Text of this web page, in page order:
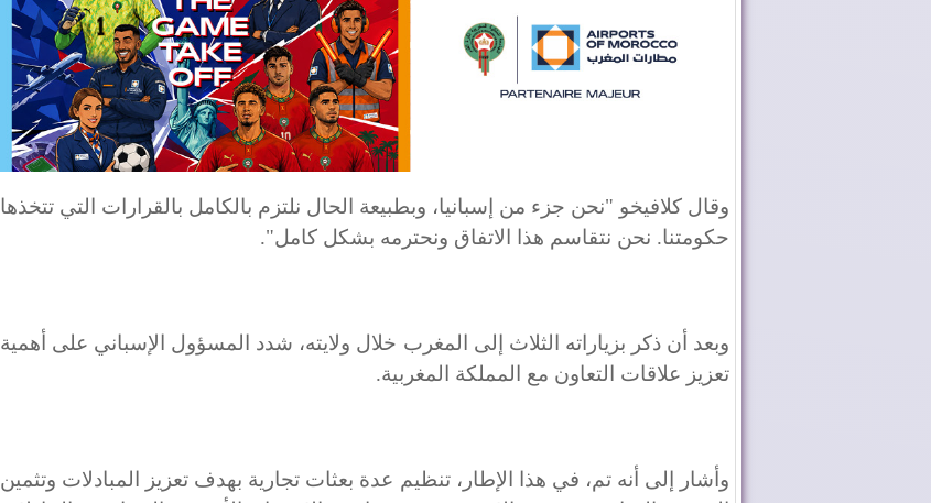
وقال كلافيخو "نحن جزء من إسبانيا، وبطبيعة الحال نلتزم بالكامل بالقرارات التي تتخذها
حكومتنا. نحن نتقاسم هذا الاتفاق ونحترمه بشكل كامل".
وبعد أن ذكر بزياراته الثلاث إلى المغرب خلال ولايته، شدد المسؤول الإسباني على أهمية
تعزيز علاقات التعاون مع المملكة المغربية.
وأشار إلى أنه تم، في هذا الإطار، تنظيم عدة بعثات تجارية بهدف تعزيز المبادلات وتثمين